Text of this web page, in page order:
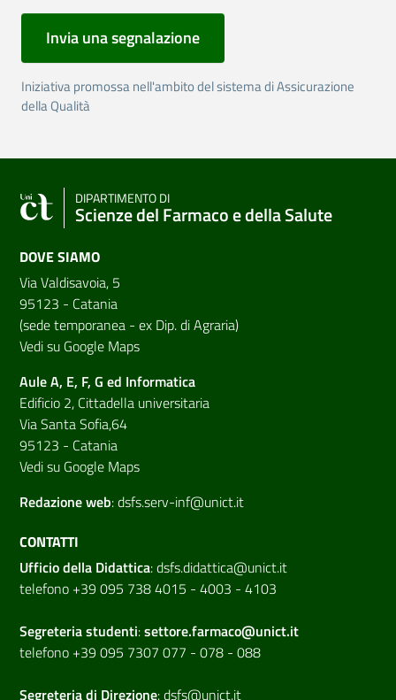
Invia una segnalazione
Iniziativa promossa nell'ambito del sistema di Assicurazione
della Qualità
DIPARTIMENTO DI
Scienze del Farmaco e della Salute
DOVE SIAMO
Via Valdisavoia, 5
95123 - Catania
(sede temporanea - ex Dip. di Agraria)
Vedi su Google Maps
Aule A, E, F, G ed Informatica
Edificio 2, Cittadella universitaria
Via Santa Sofia,64
95123 - Catania
Vedi su Google Maps
Redazione web:dsfs.serv-inf@unict.it
CONTATTI
Ufficio della Didattica:dsfs.didattica@unict.it
telefono +39 095 738 4015 - 4003 - 4103
Segreteria studenti:settore.farmaco@unict.it
telefono +39 095 7307 077 - 078 - 088
Segreteria di Direzione:dsfs@unict.it